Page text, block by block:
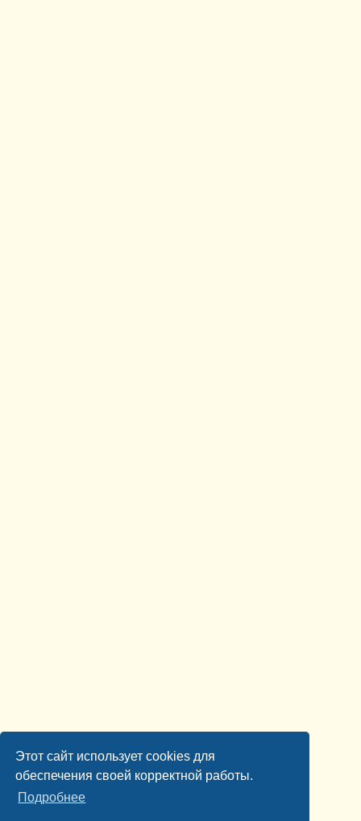
Этот сайт использует cookies для
обеспечения своей корректной работы.
Подробнее